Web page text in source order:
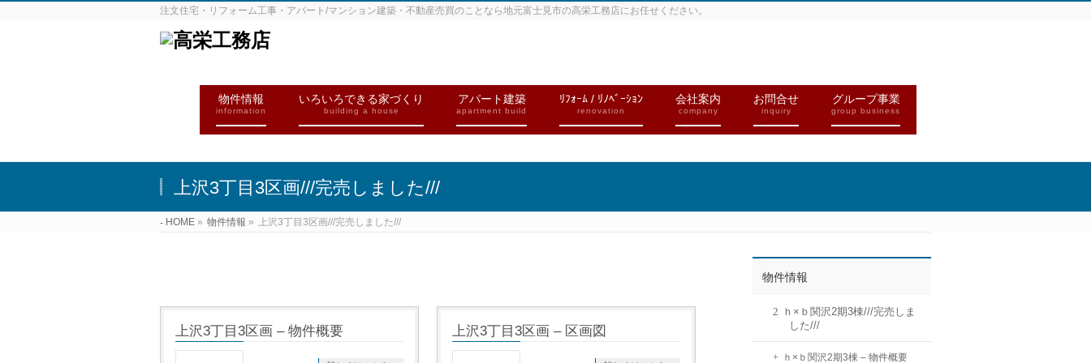
注文住宅・リフォーム工事・アパート/マンション建築・不動産売買のことなら地元富士見市の高栄工務店にお任せください。
物件情報
information
いろいろできる家づくり
building a house
アパート建築
apartment build
ﾘﾌｫｰﾑ / ﾘﾉﾍﾞｰｼｮﾝ
renovation
会社案内
company
お問合せ
inquiry
グループ事業
group business
上沢3丁目3区画///完売しました///
HOME » 物件情報 » 上沢3丁目3区画///完売しました///
上沢3丁目3区画 – 物件概要 上沢3丁目3区画 – 区画図
物件情報
ｈ×ｂ関沢2期3棟///完売しま
した///
ｈ×ｂ関沢2期3棟 – 物件概要